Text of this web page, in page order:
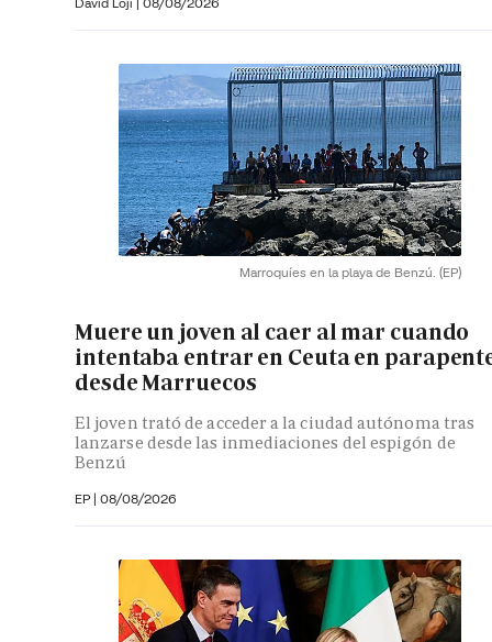
Marroquíes en la playa de Benzú. (EP)
Muere un joven al caer al mar cuando
intentaba entrar en Ceuta en
desde Marruecos
El joven trató de acceder a la ciudad autónoma tras
lanzarse desde las inmediaciones del espigón de
Benzú
EP | 08/08/2026